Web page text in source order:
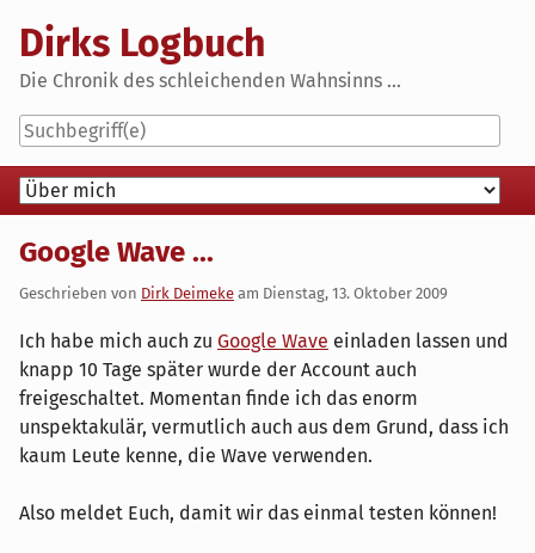
content
Dirks Logbuch
Die Chronik des schleichenden Wahnsinns ...
Navigation
Google Wave ...
Geschrieben von Dirk Deimeke am Dienstag, 13. Oktober 2009
Ich habe mich auch zu Google Wave einladen lassen und
knapp 10 Tage später wurde der Account auch
freigeschaltet. Momentan finde ich das enorm
unspektakulär, vermutlich auch aus dem Grund, dass ich
kaum Leute kenne, die Wave verwenden.
Also meldet Euch, damit wir das einmal testen können!